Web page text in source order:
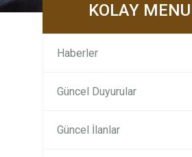
KOLAY MENU
Haberler
Güncel Duyurular
Güncel İlanlar